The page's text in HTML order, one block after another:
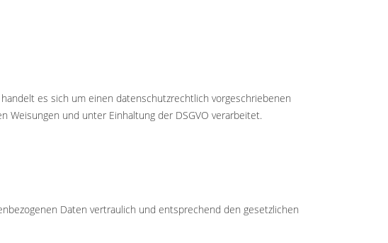
es sich um einen datenschutzrechtlich vorgeschriebenen
und unter Einhaltung der DSGVO verarbeitet.
Daten vertraulich und entsprechend den gesetzlichen